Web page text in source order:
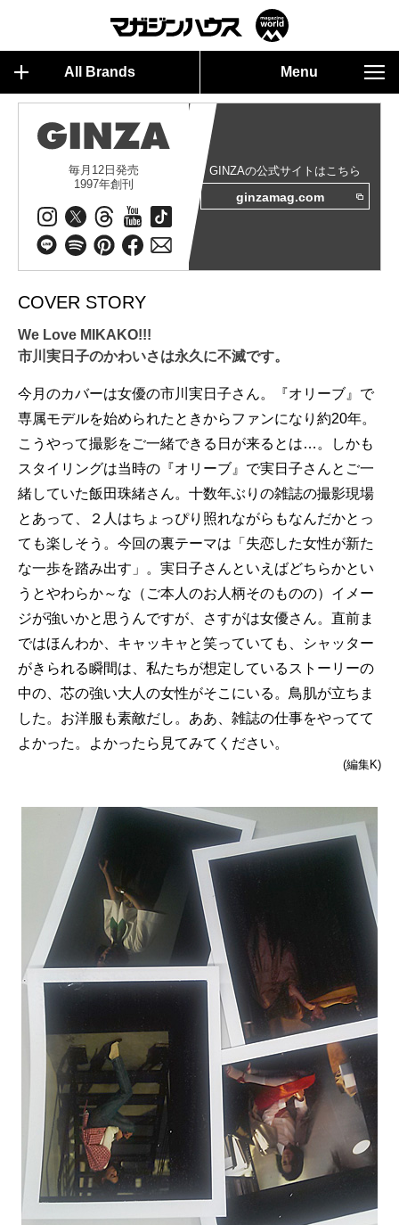
All Brands Menu
毎月12日発売
1997年創刊
GINZAの公式サイトはこちら
ginzamag.com
COVER STORY
We Love MIKAKO!!!
市川実日子のかわいさは永久に不滅です。
今月のカバーは女優の市川実日子さん。『オリーブ』で
専属モデルを始められたときからファンになり約20年。
こうやって撮影をご一緒できる日が来るとは…。しかも
スタイリングは当時の『オリーブ』で実日子さんとご一
緒していた飯田珠緒さん。十数年ぶりの雑誌の撮影現場
とあって、２人はちょっぴり照れながらもなんだかとっ
ても楽しそう。今回の裏テーマは「失恋した女性が新た
な一歩を踏み出す」。実日子さんといえばどちらかとい
うとやわらか～な（ご本人のお人柄そのものの）イメー
ジが強いかと思うんですが、さすがは女優さん。直前ま
ではほんわか、キャッキャと笑っていても、シャッター
がきられる瞬間は、私たちが想定しているストーリーの
中の、芯の強い大人の女性がそこにいる。鳥肌が立ちま
した。お洋服も素敵だし。ああ、雑誌の仕事をやってて
よかった。よかったら見てみてください。
(編集K)